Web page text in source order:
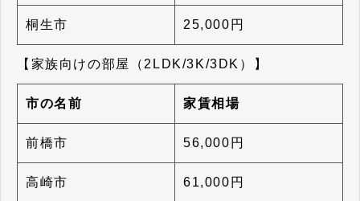
桐生市 25,000円
【家族向けの部屋（2LDK/3K/3DK）】
市の名前 家賃相場
前橋市 56,000円
高崎市 61,000円